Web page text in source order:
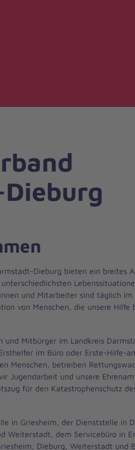
Dieburg bieten ein breites
und Mitarbeiter sind täglich im
von Menschen, die unsere Hilfe
Mitbürger im Landkreis
im Büro oder Erste-Hilfe-
Menschen, betreiben
Jugendarbeit und unsere
für den Katastrophenschutz
in Griesheim, der Dienststelle in
Weiterstadt, dem Servicebüro in
Dieburg, Weiterstadt und